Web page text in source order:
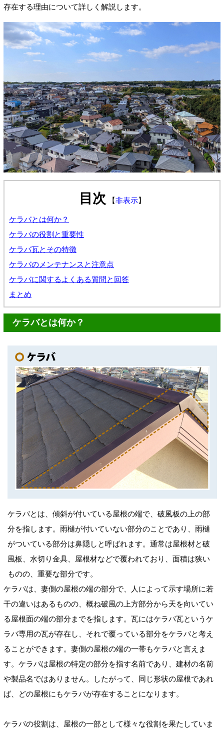
存在する理由について詳しく解説します。
目次 【非表示】
ケラバとは何か？
ケラバの役割と重要性
ケラバ瓦とその特徴
ケラバのメンテナンスと注意点
ケラバに関するよくある質問と回答
まとめ
ケラバとは何か？
ケラバとは、傾斜が付いている屋根の端で、破風板の上の部
分を指します。雨樋が付いていない部分のことであり、雨樋
がついている部分は鼻隠しと呼ばれます。通常は屋根材と破
風板、水切り金具、屋根材などで覆われており、面積は狭い
ものの、重要な部分です。
ケラバは、妻側の屋根の端の部分で、人によって示す場所に若
干の違いはあるものの、概ね破風の上方部分から天を向いてい
る屋根面の端の部分までを指します。瓦にはケラバ瓦というケ
ラバ専用の瓦が存在し、それで覆っている部分をケラバと考え
ることができます。妻側の屋根の端の一帯もケラバと言えま
す。ケラバは屋根の特定の部分を指す名前であり、建材の名前
や製品名ではありません。したがって、同じ形状の屋根であれ
ば、どの屋根にもケラバが存在することになります。
ケラバの役割は、屋根の一部として様々な役割を果たしていま